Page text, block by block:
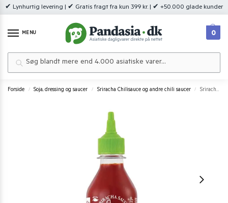
✔ Lynhurtig levering | ✔ Gratis fragt fra kun 399 kr. | ✔ +50.000 glade kunder
MENU 0
Forside / Soja, dressing og saucer / Sriracha Chilisauce og andre chili saucer / Sriracha Sauce Mint 200 ml.